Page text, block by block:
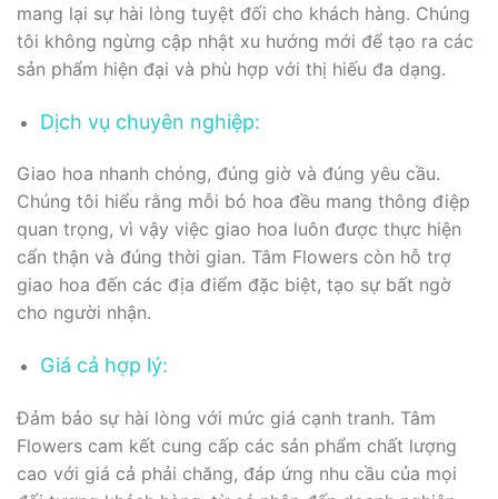
mang lại sự hài lòng tuyệt đối cho khách hàng. Chúng
tôi không ngừng cập nhật xu hướng mới để tạo ra các
sản phẩm hiện đại và phù hợp với thị hiếu đa dạng.
Dịch vụ chuyên nghiệp:
Giao hoa nhanh chóng, đúng giờ và đúng yêu cầu.
Chúng tôi hiểu rằng mỗi bó hoa đều mang thông điệp
quan trọng, vì vậy việc giao hoa luôn được thực hiện
cẩn thận và đúng thời gian. Tâm Flowers còn hỗ trợ
giao hoa đến các địa điểm đặc biệt, tạo sự bất ngờ
cho người nhận.
Giá cả hợp lý:
Đảm bảo sự hài lòng với mức giá cạnh tranh. Tâm
Flowers cam kết cung cấp các sản phẩm chất lượng
cao với giá cả phải chăng, đáp ứng nhu cầu của mọi